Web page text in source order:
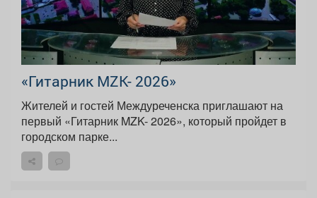
«Гитарник MZK- 2026»
Жителей и гостей Междуреченска приглашают на
первый «Гитарник MZK- 2026», который пройдет в
городском парке...